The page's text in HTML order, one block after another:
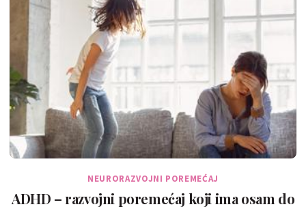
NEURORAZVOJNI POREMEĆAJ
ADHD – razvojni poremećaj koji ima osam do